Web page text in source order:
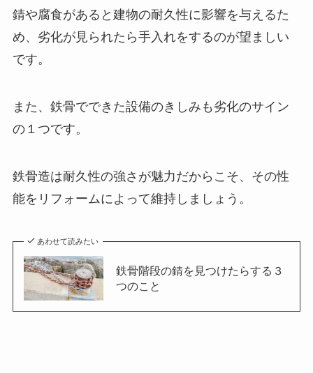
錆や腐食があると建物の耐久性に影響を与えるた
め、劣化が見られたら手入れをするのが望ましい
です。
また、鉄骨でできた設備のきしみも劣化のサイン
の１つです。
鉄骨造は耐久性の強さが魅力だからこそ、その性
能をリフォームによって維持しましょう。
あわせて読みたい
鉄骨階段の錆を見つけたらする３
つのこと